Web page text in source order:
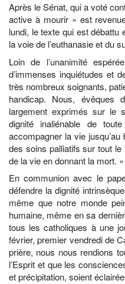
Après le Sénat, qui a voté
active à mourir » est
lundi, le texte qui est
la voie de l’euthanasie et du
Loin de l’unanimité
d’immenses inquiétudes et
très nombreux soignants,
handicap. Nous, évêques
largement exprimés sur le
dignité inaliénable de
accompagner la vie
des soins palliatifs sur tout
de la vie en donnant la mort. »
En communion avec le
défendre la dignité
même que notre monde
humaine, même en sa
tous les catholiques à une
février, premier vendredi de
prière, nous nous rendions
l’Esprit et que les
et précipitation, soient